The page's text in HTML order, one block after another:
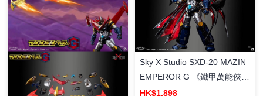
Sky X Studio SXD-20 MAZIN
EMPEROR G 《鐵甲萬能俠》
魔神皇帝G 塗裝合金 可動成品
HK$1,898